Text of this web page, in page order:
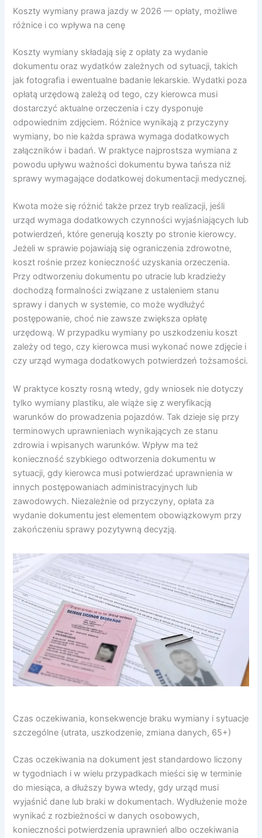
Koszty wymiany prawa jazdy w 2026 — opłaty, możliwe
różnice i co wpływa na cenę
Koszty wymiany składają się z opłaty za wydanie
dokumentu oraz wydatków zależnych od sytuacji, takich
jak fotografia i ewentualne badanie lekarskie. Wydatki poza
opłatą urzędową zależą od tego, czy kierowca musi
dostarczyć aktualne orzeczenia i czy dysponuje
odpowiednim zdjęciem. Różnice wynikają z przyczyny
wymiany, bo nie każda sprawa wymaga dodatkowych
załączników i badań. W praktyce najprostsza wymiana z
powodu upływu ważności dokumentu bywa tańsza niż
sprawy wymagające dodatkowej dokumentacji medycznej.
Kwota może się różnić także przez tryb realizacji, jeśli
urząd wymaga dodatkowych czynności wyjaśniających lub
potwierdzeń, które generują koszty po stronie kierowcy.
Jeżeli w sprawie pojawiają się ograniczenia zdrowotne,
koszt rośnie przez konieczność uzyskania orzeczenia.
Przy odtworzeniu dokumentu po utracie lub kradzieży
dochodzą formalności związane z ustaleniem stanu
sprawy i danych w systemie, co może wydłużyć
postępowanie, choć nie zawsze zwiększa opłatę
urzędową. W przypadku wymiany po uszkodzeniu koszt
zależy od tego, czy kierowca musi wykonać nowe zdjęcie i
czy urząd wymaga dodatkowych potwierdzeń tożsamości.
W praktyce koszty rosną wtedy, gdy wniosek nie dotyczy
tylko wymiany plastiku, ale wiąże się z weryfikacją
warunków do prowadzenia pojazdów. Tak dzieje się przy
terminowych uprawnieniach wynikających ze stanu
zdrowia i wpisanych warunków. Wpływ ma też
konieczność szybkiego odtworzenia dokumentu w
sytuacji, gdy kierowca musi potwierdzać uprawnienia w
innych postępowaniach administracyjnych lub
zawodowych. Niezależnie od przyczyny, opłata za
wydanie dokumentu jest elementem obowiązkowym przy
zakończeniu sprawy pozytywną decyzją.
Czas oczekiwania, konsekwencje braku wymiany i sytuacje
szczególne (utrata, uszkodzenie, zmiana danych, 65+)
Czas oczekiwania na dokument jest standardowo liczony
w tygodniach i w wielu przypadkach mieści się w terminie
do miesiąca, a dłuższy bywa wtedy, gdy urząd musi
wyjaśnić dane lub braki w dokumentach. Wydłużenie może
wynikać z rozbieżności w danych osobowych,
konieczności potwierdzenia uprawnień albo oczekiwania